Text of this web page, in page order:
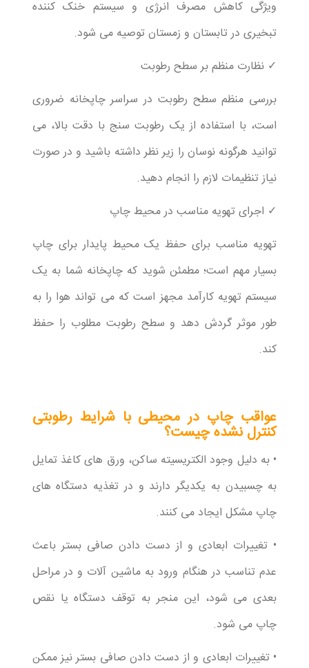
ویژگی کاهش مصرف انرژی و سیستم خنک کننده
تبخیری در تابستان و زمستان توصیه می شود.
✓ نظارت منظم بر سطح رطوبت
بررسی منظم سطح رطوبت در سراسر چاپخانه ضروری
است، با استفاده از یک رطوبت سنج با دقت بالا، می
توانید هرگونه نوسان را زیر نظر داشته باشید و در صورت
نیاز تنظیمات لازم را انجام دهید.
✓ اجرای تهویه مناسب در محیط چاپ
تهویه مناسب برای حفظ یک محیط پایدار برای چاپ
بسیار مهم است؛ مطمئن شوید که چاپخانه شما به یک
سیستم تهویه کارآمد مجهز است که می تواند هوا را به
طور موثر گردش دهد و سطح رطوبت مطلوب را حفظ
کند.
عواقب چاپ در محیطی با شرایط رطوبتی
کنترل نشده چیست؟
• به دلیل وجود الکتریسیته ساکن، ورق های کاغذ تمایل
به چسبیدن به یکدیگر دارند و در تغذیه دستگاه های
چاپ مشکل ایجاد می کنند.
• تغییرات ابعادی و از دست دادن صافی بستر باعث
عدم تناسب در هنگام ورود به ماشین آلات و در مراحل
بعدی می شود، این منجر به توقف دستگاه یا نقص
چاپ می شود.
• تغییرات ابعادی و از دست دادن صافی بستر نیز ممکن